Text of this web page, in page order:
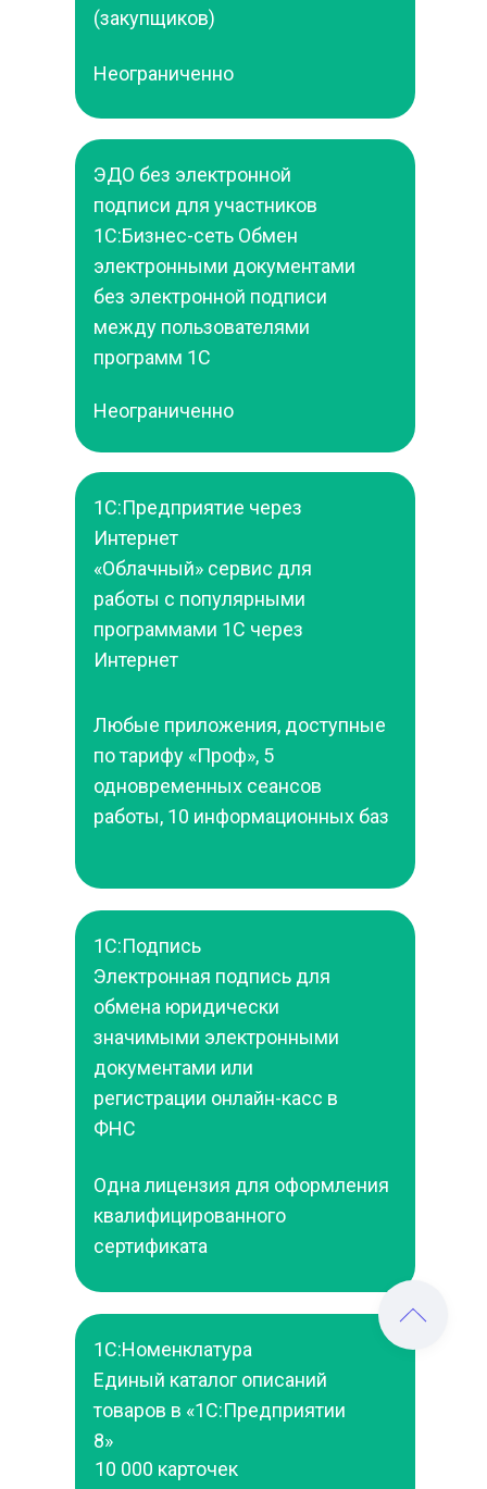
(закупщиков)
Неограниченно
ЭДО без электронной
подписи для участников
1С:Бизнес-сеть Обмен
электронными документами
без электронной подписи
между пользователями
программ 1С
Неограниченно
1С:Предприятие через
Интернет
«Облачный» сервис для
работы с популярными
программами 1С через
Интернет
Любые приложения, доступные
по тарифу «Проф», 5
одновременных сеансов
работы, 10 информационных баз
1С:Подпись
Электронная подпись для
обмена юридически
значимыми электронными
документами или
регистрации онлайн-касс в
ФНС
Одна лицензия для оформления
квалифицированного
сертификата
1С:Номенклатура
Единый каталог описаний
товаров в «1С:Предприятии
8»
10 000 карточек